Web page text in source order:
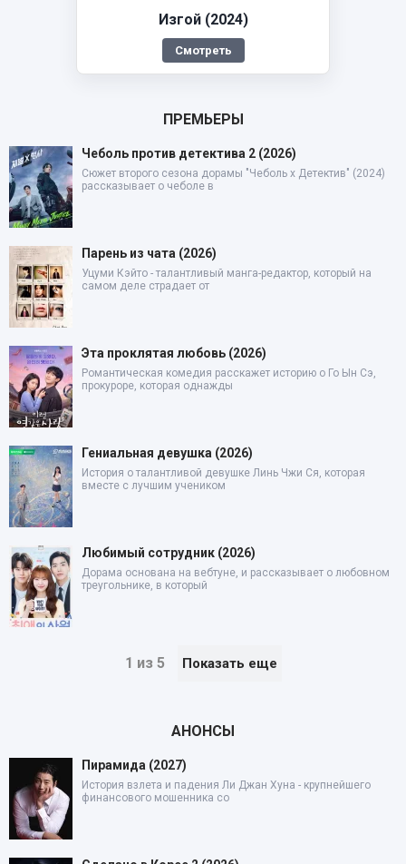
Изгой (2024)
Смотреть
ПРЕМЬЕРЫ
Чеболь против детектива 2 (2026)
Сюжет второго сезона дорамы "Чеболь x Детектив" (2024)
рассказывает о чеболе в
Парень из чата (2026)
Уцуми Кэйто - талантливый манга-редактор, который на
самом деле страдает от
Эта проклятая любовь (2026)
Романтическая комедия расскажет историю о Го Ын Сэ,
прокуроре, которая однажды
Гениальная девушка (2026)
История о талантливой девушке Линь Чжи Ся, которая
вместе с лучшим учеником
Любимый сотрудник (2026)
Дорама основана на вебтуне, и рассказывает о любовном
треугольнике, в который
1 из 5 Показать еще
АНОНСЫ
Пирамида (2027)
История взлета и падения Ли Джан Хуна - крупнейшего
финансового мошенника со